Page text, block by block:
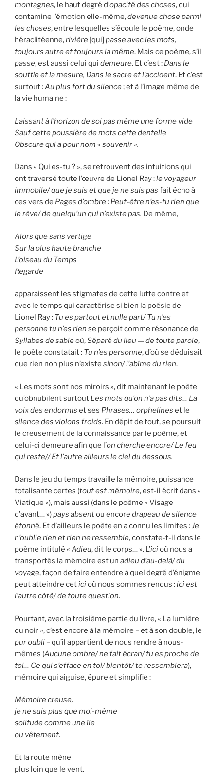
montagnes, le haut degré d’opacité des choses, qui
contamine l’émotion elle-même,devenue chose parmi
les choses, entre lesquelles s’écoule le poème, onde
héraclitéenne,rivière [qui] passe avec les mots,
toujours autre et toujours la même. Mais ce poème, s’il
passe, est aussi celui qui demeure. Et c’est : Dans le
souffle et la mesure, Dans le sacre et l’accident. Et c’est
surtout :Au plus fort du silence; et à l’image même de
la vie humaine :
Laissant à l’horizon de soi pas même une forme vide
Sauf cette poussière de mots cette dentelle
Obscure qui a pour nom « souvenir ».
Dans « Qui es-tu ? », se retrouvent des intuitions qui
ont traversé toute l’œuvre de Lionel Ray :le voyageur
immobile/ que je suis et que je ne suis pas fait écho à
ces vers de Pages d’ombre: Peut-être n’es-tu rien que
le rêve/ de quelqu’un qui n’existe pas. De même,
Alors que sans vertige
Sur la plus haute branche
L’oiseau du Temps
Regarde
apparaissent les stigmates de cette lutte contre et
avec le temps qui caractérise si bien la poésie de
Lionel Ray : Tu es partout et nulle part/ Tu n’es
personne tu n’es rien se perçoit comme résonance de
Syllabes de sableoù,Séparé du lieu — de toute parole,
le poète constatait : Tu n’es personne, d’où se déduisait
que rien non plus n’existe sinon/ l’abîme du rien.
« Les mots sont nos miroirs », dit maintenant le poète
qu’obnubilent surtout Les mots qu’on n’a pas dits… La
voix des endormis et ses Phrases… orphelines et le
silence des violons froids. En dépit de tout, se poursuit
le creusement de la connaissance par le poème, et
celui-ci demeure afin que l’on cherche encore/ Le feu
qui reste// Et l’autre ailleurs le ciel du dessous.
Dans le jeu du temps travaille la mémoire, puissance
totalisante certes (tout est mémoire, est-il écrit dans «
Viatique »), mais aussi (dans le poème « Visage
d’avant… »)pays absentou encore drapeau de silence
étonné. Et d’ailleurs le poète en a connu les limites :Je
n’oublie rien et rien ne ressemble, constate-t-il dans le
poème intitulé « Adieu, dit le corps… ». L’icioù nous a
transportés la mémoire est un adieu d’au-delà/ du
voyage, façon de faire entendre à quel degré d’énigme
peut atteindre ceticioù nous sommes rendus :ici est
l’autre côté/ de toute question.
Pourtant, avec la troisième partie du livre, « La lumière
du noir », c’est encore à la mémoire – et à son double, le
pur oubli – qu’il appartient de nous rendre à nous-
mêmes (Aucune ombre/ ne fait écran/ tu es proche de
toi… Ce qui s’efface en toi/ bientôt/ te ressemblera),
mémoire qui aiguise, épure et simplifie :
Mémoire creuse,
je ne suis plus que moi-même
solitude comme une île
ou vêtement.
Et la route mène
plus loin que le vent.